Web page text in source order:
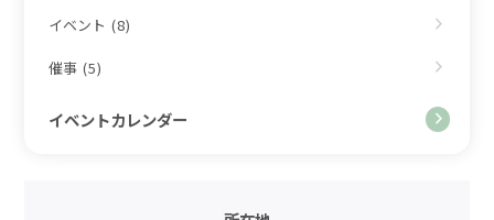
イベント (8)
催事 (5)
イベントカレンダー